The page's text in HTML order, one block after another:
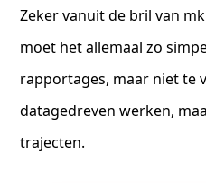
Zeker vanuit de bril van
moet het allemaal zo
rapportages, maar niet te
datagedreven werken,
trajecten.